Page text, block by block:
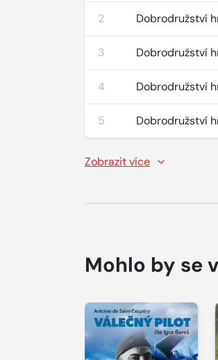
2 Dobrodružství
3 Dobrodružství
4 Dobrodružství
5 Dobrodružství
Zobrazit více
Mohlo by se
Přehrát
ukázku